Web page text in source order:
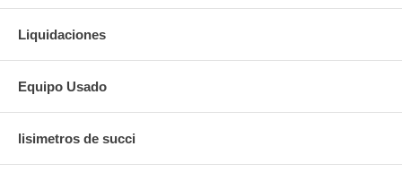
Liquidaciones
Equipo Usado
lisimetros de succi